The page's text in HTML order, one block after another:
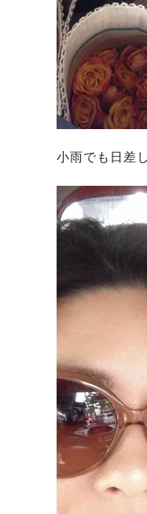
小雨でも日差